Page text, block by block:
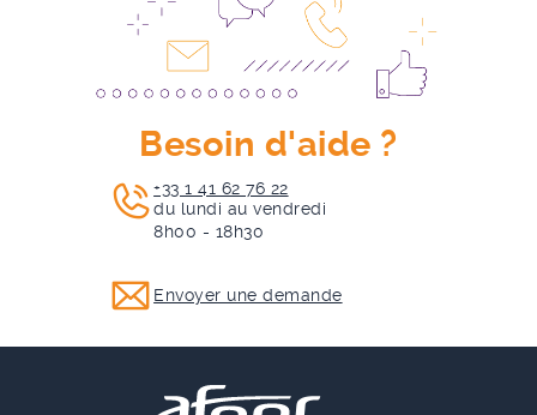
Besoin d'aide ?
+33 1 41 62 76 22
du lundi au vendredi
8h00 - 18h30
Envoyer une demande